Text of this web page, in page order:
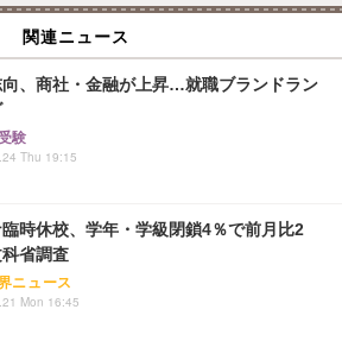
関連ニュース
向、商社・金融が上昇…就職ブランドラン
験
Thu 19:15
臨時休校、学年・学級閉鎖4％で前月比2
省調査
ニュース
Mon 16:45